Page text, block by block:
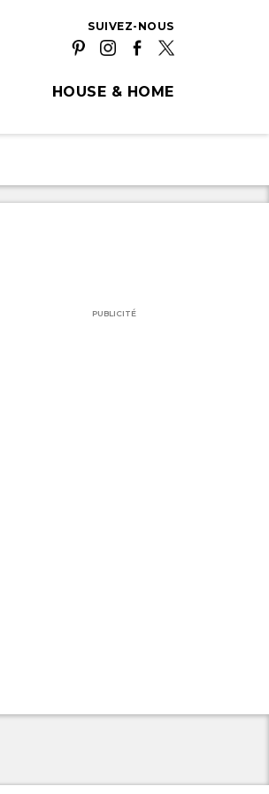
SUIVEZ-NOUS
HOUSE & HOME
PUBLICITÉ